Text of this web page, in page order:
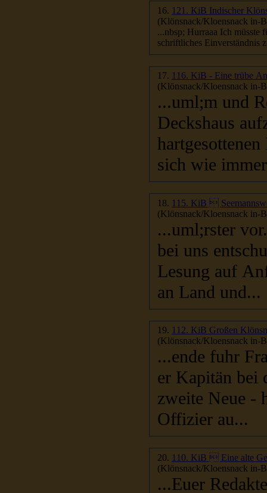
16. 121. KiB Indischer
(Klönsnack/Kloensnack in-
...nbsp; Hurraaa Ich müsste
17. 116. KiB - Eine trübe
(Klönsnack/Kloensnack in-
...uml;m und
sich wie
18. 115. KiB 
(Klönsnack/Kloensnack in-
...uml;rster
bei uns
Lesung auf Anfang
an Land und...
19. 112. KiB Großen
(Klönsnack/Kloensnack in-
...ende fuhr
er Kapitän bei
zweite Neue -
Offizier au...
20. 110. KiB  Eine alte
(Klönsnack/Kloensnack in-
...Euer Redakteur Jochen Hallo